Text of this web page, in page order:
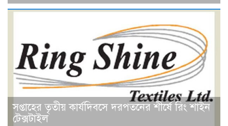
সপ্তাহের তৃতীয় কার্যদিবসে দরপতনের শীর্ষে রিং শাইন
টেক্সটাইল